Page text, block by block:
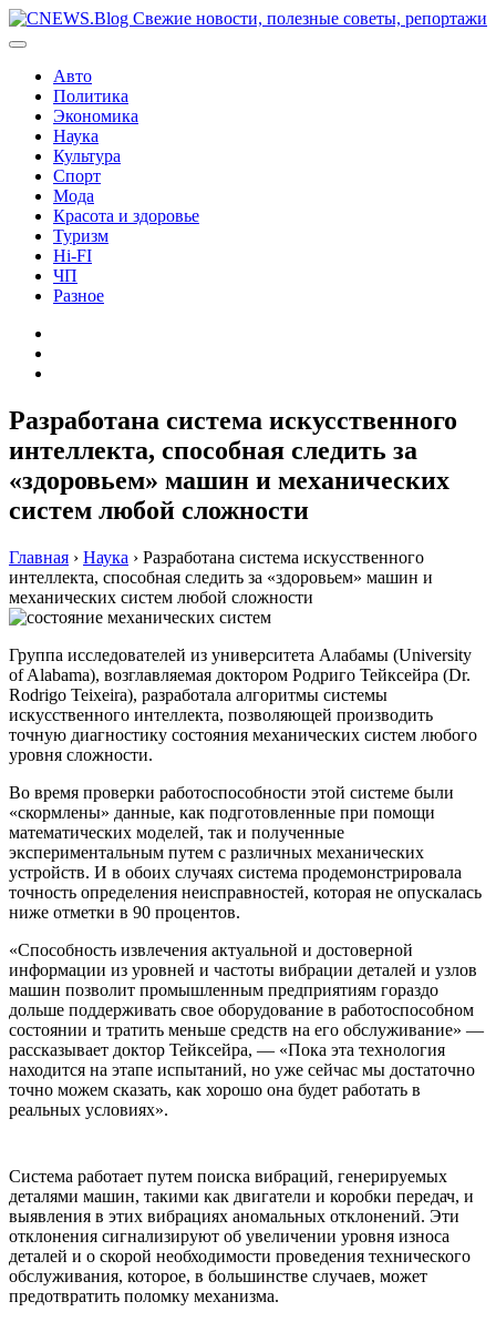
Перейти
к
Авто
Политика
Экономика
Наука
Культура
Спорт
Мода
Красота и здоровье
Туризм
Hi-FI
ЧП
Разное
Разработана система искусственного
интеллекта, способная следить за
«здоровьем» машин и механических
систем любой сложности
Главная › Наука › Разработана система искусственного
интеллекта, способная следить за «здоровьем» машин и
механических систем любой сложности
Группа исследователей из университета Алабамы (University
of Alabama), возглавляемая доктором Родриго Тейксейра (Dr.
Rodrigo Teixeira), разработала алгоритмы системы
искусственного интеллекта, позволяющей производить
точную диагностику состояния механических систем любого
уровня сложности.
Во время проверки работоспособности этой системе были
«скормлены» данные, как подготовленные при помощи
математических моделей, так и полученные
экспериментальным путем с различных механических
устройств. И в обоих случаях система продемонстрировала
точность определения неисправностей, которая не опускалась
ниже отметки в 90 процентов.
«Способность извлечения актуальной и достоверной
информации из уровней и частоты вибрации деталей и узлов
машин позволит промышленным предприятиям гораздо
дольше поддерживать свое оборудование в работоспособном
состоянии и тратить меньше средств на его обслуживание» —
рассказывает доктор Тейксейра, — «Пока эта технология
находится на этапе испытаний, но уже сейчас мы достаточно
точно можем сказать, как хорошо она будет работать в
реальных условиях».
Система работает путем поиска вибраций, генерируемых
деталями машин, такими как двигатели и коробки передач, и
выявления в этих вибрациях аномальных отклонений. Эти
отклонения сигнализируют об увеличении уровня износа
деталей и о скорой необходимости проведения технического
обслуживания, которое, в большинстве случаев, может
предотвратить поломку механизма.